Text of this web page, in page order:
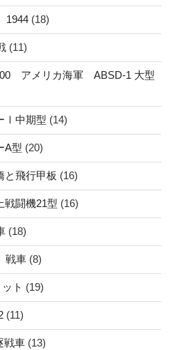
1944 (18)
(11)
アメリカ海軍 ABSD-1 大型
Ⅰ中期型 (14)
A型 (20)
飛行甲板 (16)
闘機21型 (16)
(18)
戦車 (8)
ト (19)
(11)
車 (13)